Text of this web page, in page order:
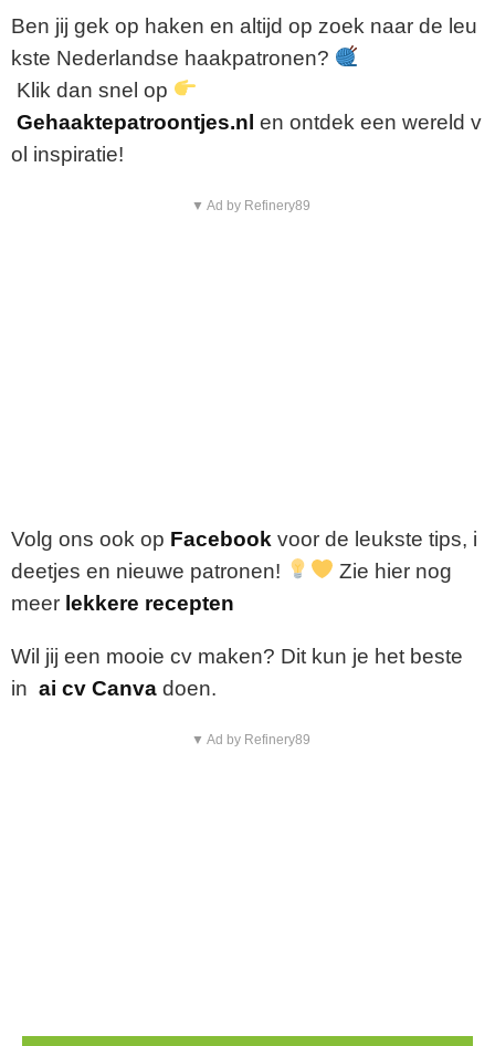
Ben jij gek op haken en altijd op zoek naar de leu
kste Nederlandse haakpatronen?
Klik dan snel op
Gehaaktepatroontjes.nl en ontdek een wereld v
ol inspiratie!
▼ Ad by Refinery89
Volg ons ook op Facebook voor de leukste tips, i
deetjes en nieuwe patronen!
Zie hier nog
meer lekkere recepten
Wil jij een mooie cv maken? Dit kun je het beste
in ai cv Canva doen.
▼ Ad by Refinery89